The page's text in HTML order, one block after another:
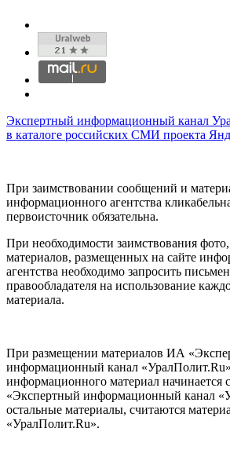
Экспертный информационный канал
в каталоге российских СМИ проекта
При заимствовании сообщений и
информационного агентства
первоисточник обязательна.
При необходимости заимствования
материалов, размещенных на сайте
агентства необходимо запросить
правообладателя на использование
материала.
При размещении материалов ИА
информационный канал «УралПолит.Ru»
информационного материал начинается
«Экспертный информационный канал
остальные материалы, считаются
«УралПолит.Ru».